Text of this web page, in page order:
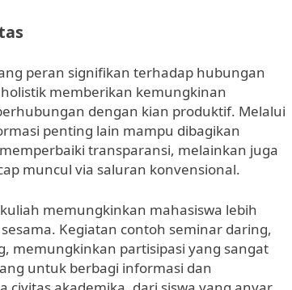
peran signifikan terhadap hubungan
memberikan kemungkinan
dengan kian produktif. Melalui
penting lain mampu dibagikan
transparansi, melainkan juga
muncul via saluran konvensional.
memungkinkan mahasiswa lebih
Kegiatan contoh seminar daring,
memungkinkan partisipasi yang sangat
untuk berbagi informasi dan